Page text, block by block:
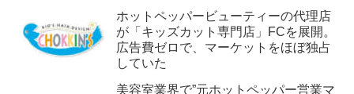
ホットペッパービューティーの代理店
が「キッズカット専門店」FCを展開。
広告費ゼロで、マーケットをほぼ独占
していた
美容室業界で”元ホットペッパー営業マ